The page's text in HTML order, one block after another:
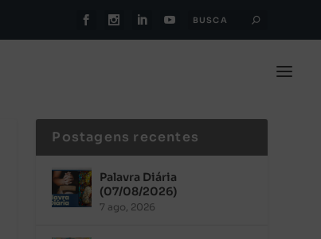
Postagens recentes
Palavra Diária
(07/08/2026)
7 ago, 2026